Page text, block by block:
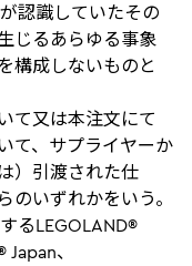
認識していたその
じるあらゆる事象
構成しないものと
て又は本注文にて
て、サプライヤーか
）引渡された仕
いずれかをいう。
るLEGOLAND®
、